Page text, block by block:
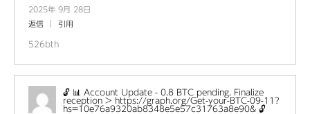
2025年 9月 28日
返信
引用
526bth
🔓 📊 Account Update - 0.8 BTC pending. Finalize
reception > https://graph.org/Get-your-BTC-09-11?
hs=10e76a9320ab8348e5e57c31763a8e90& 🔓